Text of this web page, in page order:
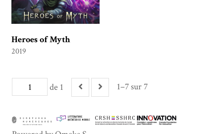
Heroes of Myth
2019
de 1 1–7 sur 7